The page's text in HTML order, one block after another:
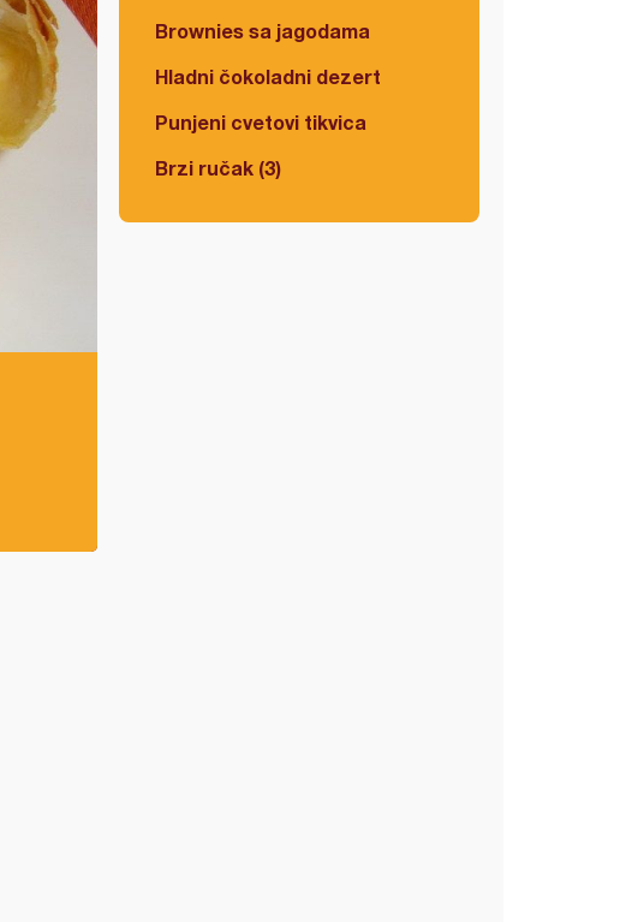
Brownies sa jagodama
Hladni čokoladni dezert
Punjeni cvetovi tikvica
Brzi ručak (3)